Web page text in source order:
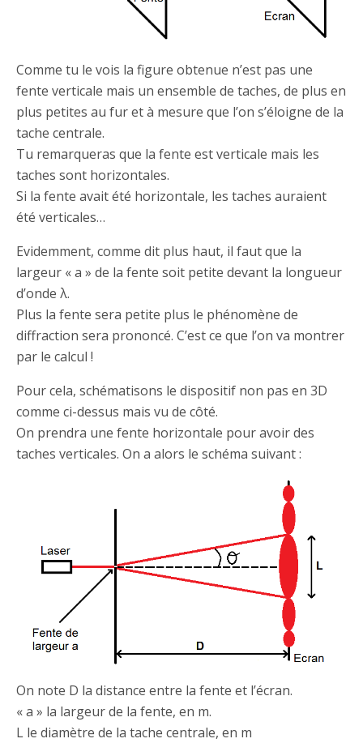
Comme tu le vois la figure obtenue n’est pas une
fente verticale mais un ensemble de taches, de plus en
plus petites au fur et à mesure que l’on s’éloigne de la
tache centrale.
Tu remarqueras que la fente est verticale mais les
taches sont horizontales.
Si la fente avait été horizontale, les taches auraient
été verticales…
Evidemment, comme dit plus haut, il faut que la
largeur « a » de la fente soit petite devant la longueur
d’onde λ.
Plus la fente sera petite plus le phénomène de
diffraction sera prononcé. C’est ce que l’on va montrer
par le calcul !
Pour cela, schématisons le dispositif non pas en 3D
comme ci-dessus mais vu de côté.
On prendra une fente horizontale pour avoir des
taches verticales. On a alors le schéma suivant :
On note D la distance entre la fente et l’écran.
« a » la largeur de la fente, en m.
L le diamètre de la tache centrale, en m